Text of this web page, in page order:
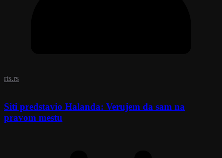
rts.rs
Siti predstavio Halanda: Verujem da sam na
pravom mestu